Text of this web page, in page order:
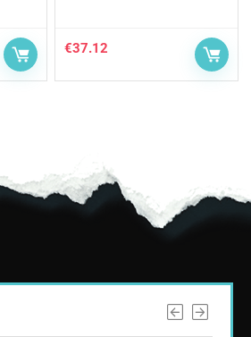
€37.12